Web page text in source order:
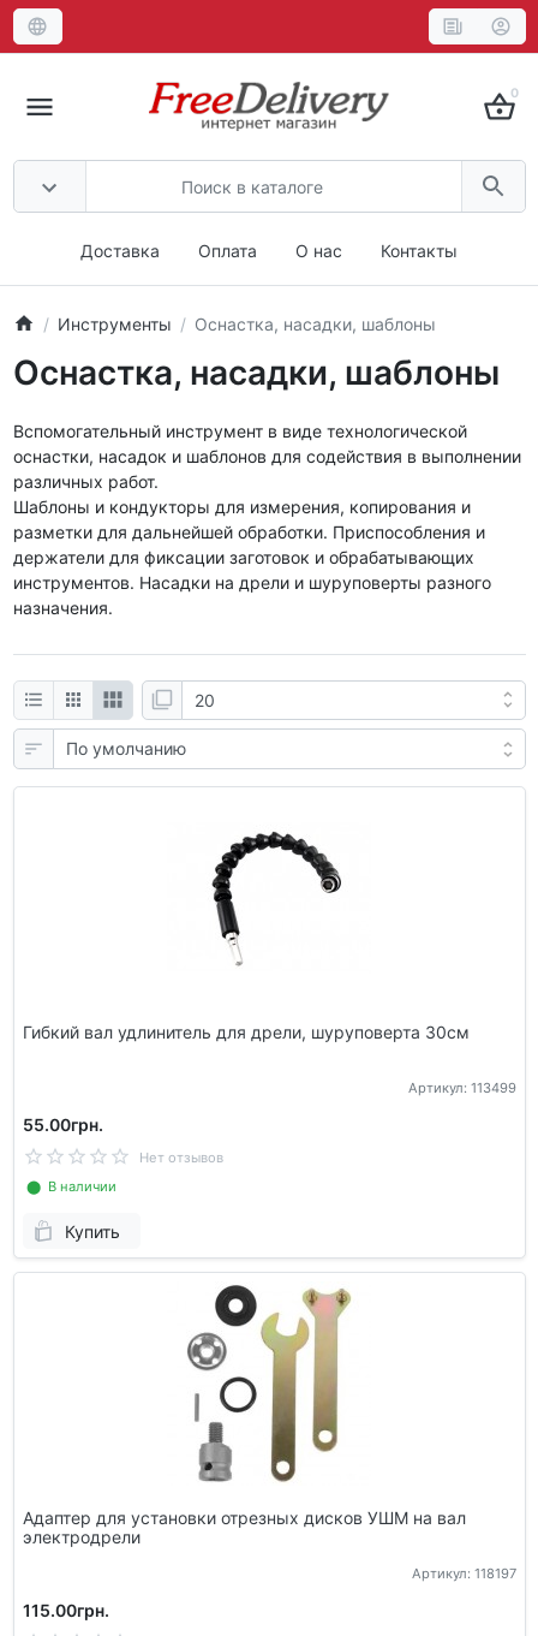
0
Доставка Оплата О нас Контакты
Инструменты Оснастка, насадки, шаблоны
Оснастка, насадки, шаблоны
Вспомогательный инструмент в виде технологической
оснастки, насадок и шаблонов для содействия в выполнении
различных работ.
Шаблоны и кондукторы для измерения, копирования и
разметки для дальнейшей обработки. Приспособления и
держатели для фиксации заготовок и обрабатывающих
инструментов. Насадки на дрели и шуруповерты разного
назначения.
Гибкий вал удлинитель для дрели, шуруповерта 30см
Артикул: 113499
55.00грн.
Нет отзывов
⬤ В наличии
Купить
Адаптер для установки отрезных дисков УШМ на вал
электродрели
Артикул: 118197
115.00грн.